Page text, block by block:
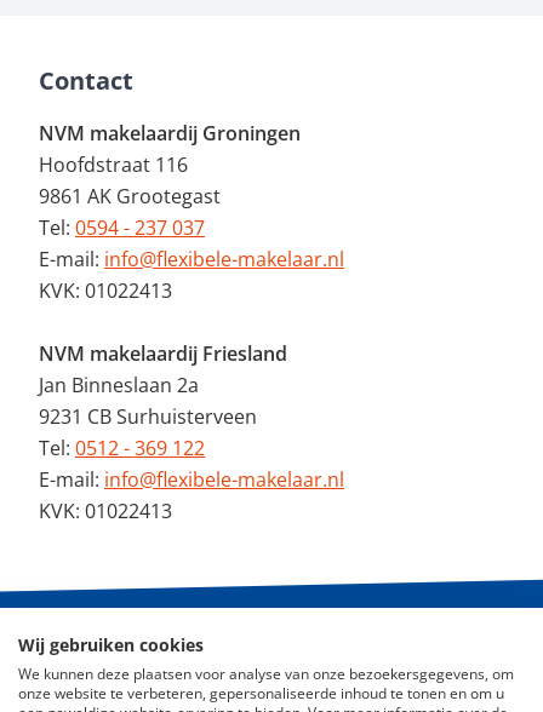
Contact
NVM makelaardij Groningen
Hoofdstraat 116
9861 AK Grootegast
Tel: 0594 - 237 037
E-mail: info@flexibele-makelaar.nl
KVK: 01022413
NVM makelaardij Friesland
Jan Binneslaan 2a
9231 CB Surhuisterveen
Tel: 0512 - 369 122
E-mail: info@flexibele-makelaar.nl
KVK: 01022413
© 2026 - De Flexibele Makelaar NVM
Wij gebruiken cookies
We kunnen deze plaatsen voor analyse van onze bezoekersgegevens, om
onze website te verbeteren, gepersonaliseerde inhoud te tonen en om u